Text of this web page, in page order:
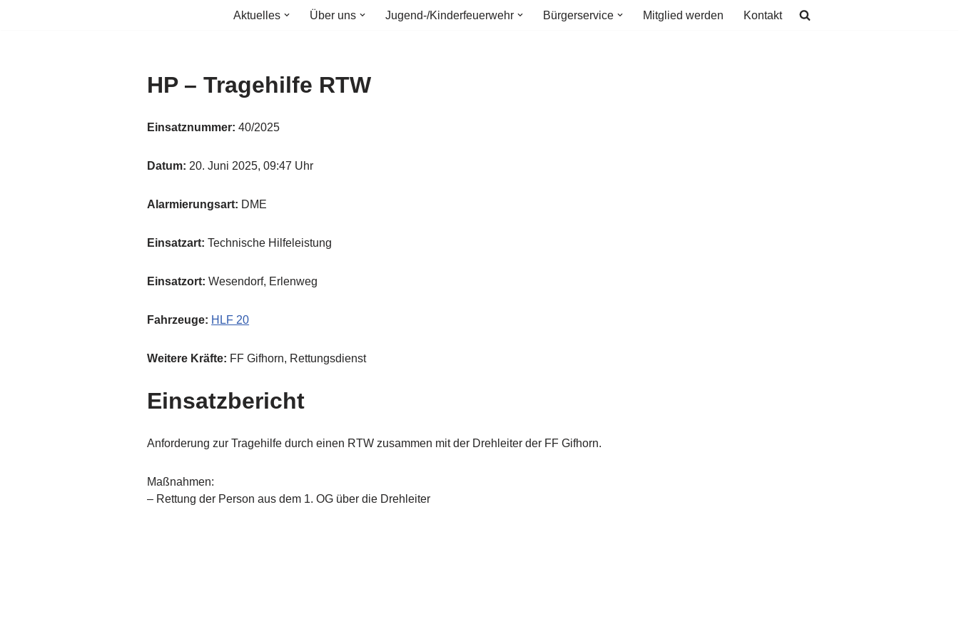
Aktuelles Über uns Jugend-/Kinderfeuerwehr Bürgerservice Mitglied werden Kontakt
HP – Tragehilfe RTW
Einsatznummer: 40/2025
Datum: 20. Juni 2025, 09:47 Uhr
Alarmierungsart: DME
Einsatzart: Technische Hilfeleistung
Einsatzort: Wesendorf, Erlenweg
Fahrzeuge: HLF 20
Weitere Kräfte: FF Gifhorn, Rettungsdienst
Einsatzbericht
Anforderung zur Tragehilfe durch einen RTW zusammen mit der Drehleiter der FF Gifhorn.
Maßnahmen:
– Rettung der Person aus dem 1. OG über die Drehleiter